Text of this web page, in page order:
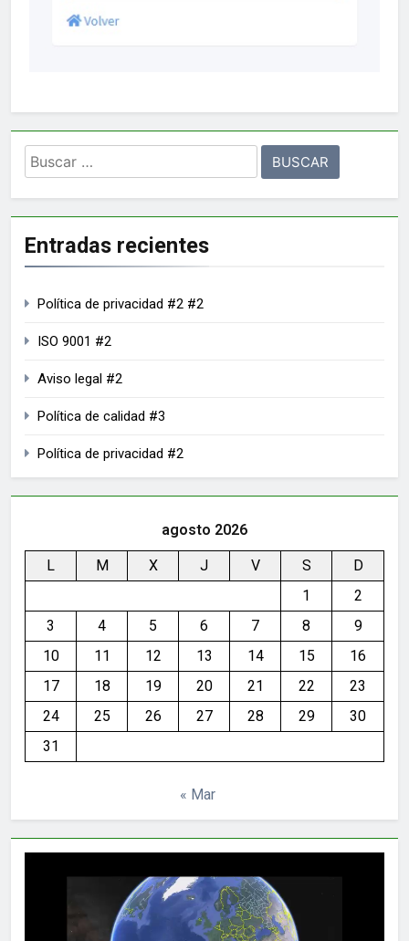
Entradas recientes
Política de privacidad #2 #2
ISO 9001 #2
Aviso legal #2
Política de calidad #3
Política de privacidad #2
agosto 2026
L M X J V S
D
1
2
3
4 5 6 7 8
9
10
11 12 13 14 15
16
17
18 19 20 21 22
23
24
25 26 27 28 29
30
31
« Mar